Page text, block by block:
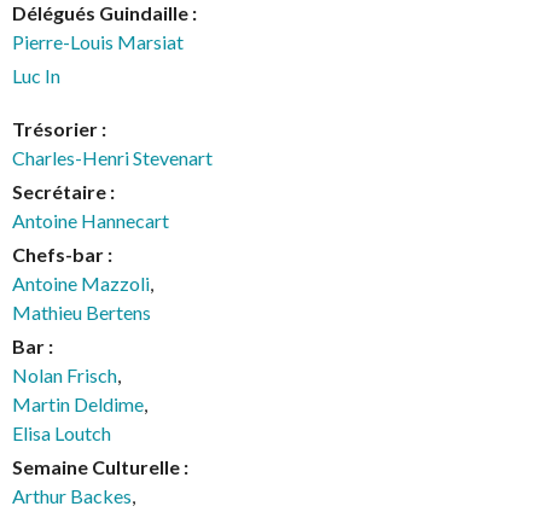
Délégués Guindaille :
Pierre-Louis Marsiat
Luc In
Trésorier :
Charles-Henri Stevenart
Secrétaire :
Antoine Hannecart
Chefs-bar :
Antoine Mazzoli,
Mathieu Bertens
Bar :
Nolan Frisch,
Martin Deldime,
Elisa Loutch
Semaine Culturelle :
Arthur Backes,